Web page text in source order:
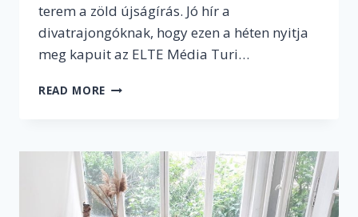
terem a zöld újságírás. Jó hír a
divatrajongóknak, hogy ezen a héten nyitja
meg kapuit az ELTE Média Turi…
READ MORE BESZÉLGESSÜNK
INFLUENCEREKKEL
ÉS
ELISMERT
SZAKMABELIEKKEL